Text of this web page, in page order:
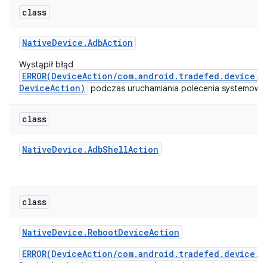
class
NativeDevice .AdbAction
Wystąpił błąd
ERROR(DeviceAction/
DeviceAction)
podczas uruchamiania polecenia
class
NativeDevice .AdbShellAction
class
NativeDevice . RebootDeviceAction
ERROR(DeviceAction/